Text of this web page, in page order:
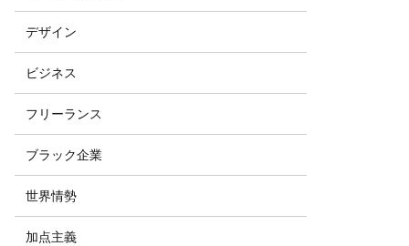
デザイン
ビジネス
フリーランス
ブラック企業
世界情勢
加点主義